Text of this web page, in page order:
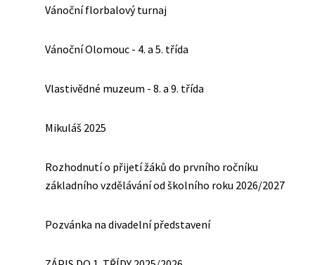
Vánoční florbalový turnaj
Vánoční Olomouc - 4. a 5. třída
Vlastivědné muzeum - 8. a 9. třída
Mikuláš 2025
Rozhodnutí o přijetí žáků do prvního ročníku
základního vzdělávání od školního roku 2026/2027
Pozvánka na divadelní představení